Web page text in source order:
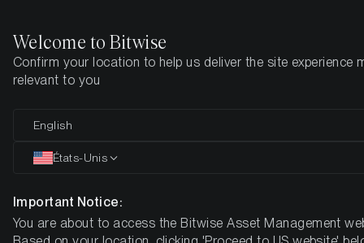
Page d'accueil Market Updates Semaine 8, 2025
Le boom des crypto-monnaies :
les altcoins montent en flèche, les
Welcome to Bitwise
Confirm your location to help us deliver the site experience
relevant to you
English
États-Unis
Important Notice:
You are about to access the Bitwise Asset Management